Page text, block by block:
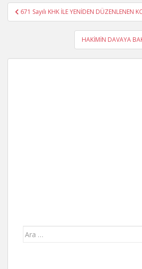
Yazı
gezinmesi
671 Sayılı KHK İLE YENİDEN DÜZENLENEN
HAKİMİN DAVAYA
Arama